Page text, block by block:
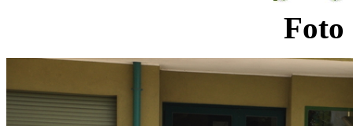
Foto